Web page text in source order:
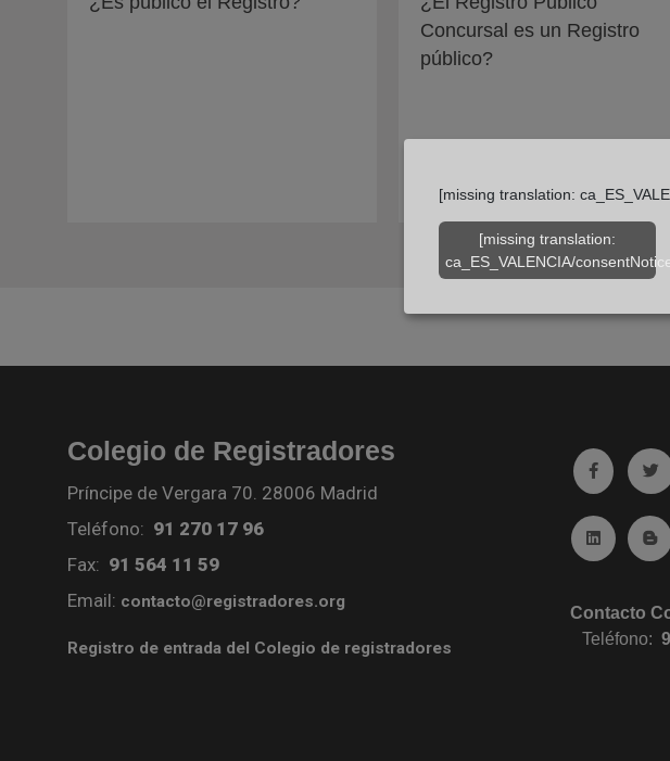
Concursal es un Registro
público?
Colegio de Registradores
Príncipe de Vergara 70. 28006 Madrid
Teléfono: 91 270 17 96
Fax: 91 564 11 59
Email: contacto@registradores.org
Registro de entrada del Colegio de registradores
Ir a Ir
Ir a Ir
Contacto
Teléfono:
[missing translation:
[missing translation:
ca_ES_VALENCIA/